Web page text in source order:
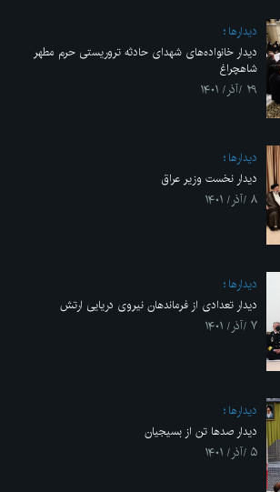
ديدارها
دیدار خانواده‌های شهدای حادثه تروریستی حرم مطهر
شاهچراغ
۲۹ /آذر/ ۱۴۰۱
ديدارها
دیدار نخست وزیر عراق
۸ /آذر/ ۱۴۰۱
ديدارها
دیدار تعدادی از فرماندهان نیروی دریایی ارتش
۷ /آذر/ ۱۴۰۱
ديدارها
دیدار صدها تن از بسیجیان
۵ /آذر/ ۱۴۰۱